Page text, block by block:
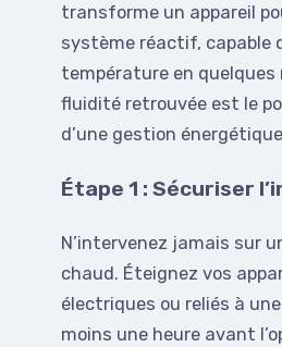
transforme un appareil
système réactif, capable
température en
fluidité retrouvée est le
d’une gestion
Étape 1 : Sécuriser
N’intervenez jamais sur
chaud. Éteignez vos
électriques ou reliés à
moins une heure avant